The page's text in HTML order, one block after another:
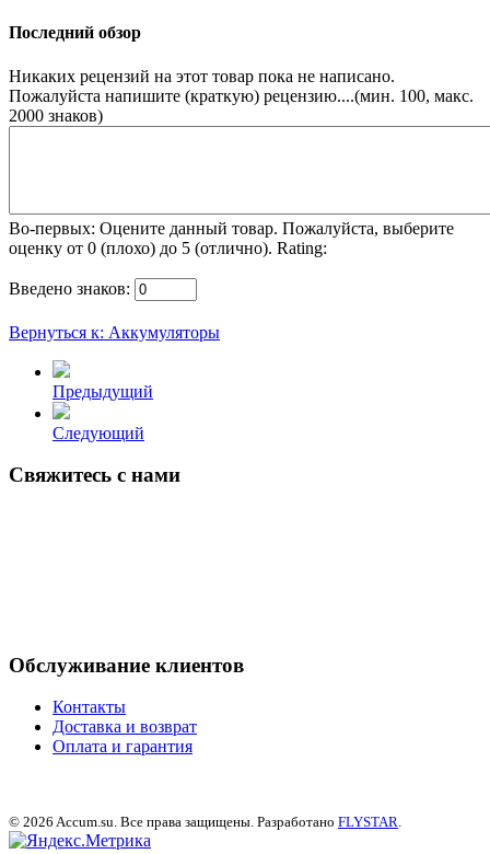
Последний обзор
Никаких рецензий на этот товар пока не написано.
Пожалуйста напишите (краткую) рецензию....(мин. 100, макс.
2000 знаков)
Во-первых: Оцените данный товар. Пожалуйста, выберите
оценку от 0 (плохо) до 5 (отлично). Rating:
Введено знаков:
Вернуться к: Аккумуляторы
Предыдущий
Следующий
Свяжитесь с нами
Обслуживание клиентов
Контакты
Доставка и возврат
Оплата и гарантия
© 2026 Accum.su. Все права защищены. Разработано FLYSTAR.